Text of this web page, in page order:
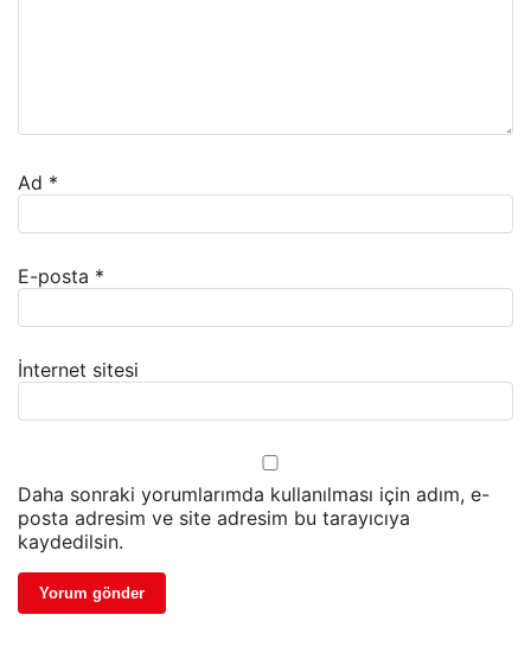
Ad *
E-posta *
İnternet sitesi
Daha sonraki yorumlarımda kullanılması için adım, e-
posta adresim ve site adresim bu tarayıcıya
kaydedilsin.